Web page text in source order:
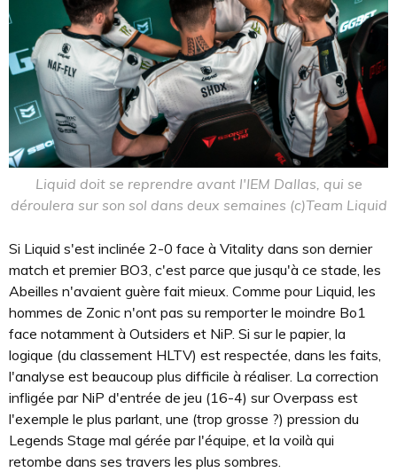
Liquid doit se reprendre avant l'IEM Dallas, qui se
déroulera sur son sol dans deux semaines (c)Team Liquid
Si Liquid s'est inclinée 2-0 face à Vitality dans son dernier
match et premier BO3, c'est parce que jusqu'à ce stade, les
Abeilles n'avaient guère fait mieux. Comme pour Liquid, les
hommes de Zonic n'ont pas su remporter le moindre Bo1
face notamment à Outsiders et NiP. Si sur le papier, la
logique (du classement HLTV) est respectée, dans les faits,
l'analyse est beaucoup plus difficile à réaliser. La correction
infligée par NiP d'entrée de jeu (16-4) sur Overpass est
l'exemple le plus parlant, une (trop grosse ?) pression du
Legends Stage mal gérée par l'équipe, et la voilà qui
retombe dans ses travers les plus sombres.